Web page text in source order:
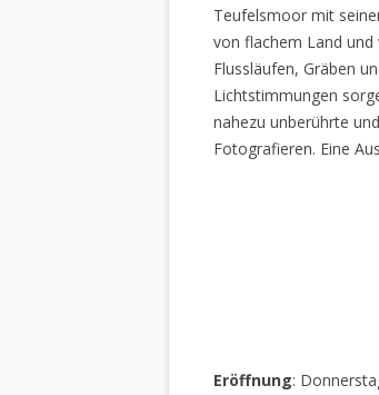
Teufelsmoor mit
von flachem Land und
Flussläufen, Gräben
Lichtstimmungen
nahezu unberührte
Fotografieren. Eine
Eröffnung: